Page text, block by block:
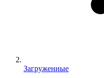
Загруженные